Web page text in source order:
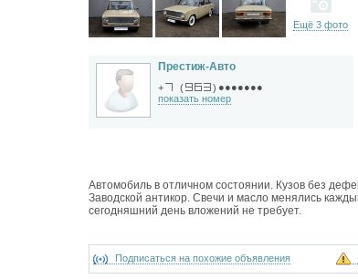
Ещё 3 фото
Престиж-Авто
+ ( ) ●●●●●●●
показать номер
Автомобиль в отличном состоянии. Кузов без
Заводской антикор. Свечи и масло менялись
сегодняшний день вложений не требует.
Подписаться на похожие объявления